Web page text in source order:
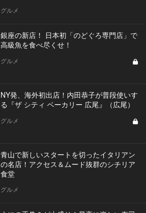
グルメ
銀座の新店！ 日本初「のどぐろ専門店」で
高級魚を食べ尽くせ！
グルメ
NY発、海外初出店！内田恭子が普段使いす
る『ザ シティ ベーカリー 広尾』（広尾）
グルメ
青山で新しいスタートを切ったイタリアン
の名店！アクセス＆ムード抜群のシチリア
食堂
グルメ